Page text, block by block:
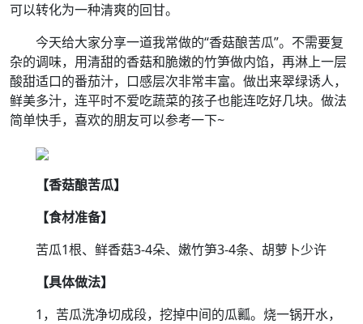
可以转化为一种清爽的回甘。
今天给大家分享一道我常做的“香菇酿苦瓜”。不需要复
杂的调味，用清甜的香菇和脆嫩的竹笋做内馅，再淋上一层
酸甜适口的番茄汁，口感层次非常丰富。做出来翠绿诱人，
鲜美多汁，连平时不爱吃蔬菜的孩子也能连吃好几块。做法
简单快手，喜欢的朋友可以参考一下~
【香菇酿苦瓜】
【食材准备】
苦瓜1根、鲜香菇3-4朵、嫩竹笋3-4条、胡萝卜少许
【具体做法】
1，苦瓜洗净切成段，挖掉中间的瓜瓤。烧一锅开水，